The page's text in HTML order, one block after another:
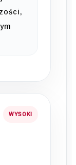
WYSOKI